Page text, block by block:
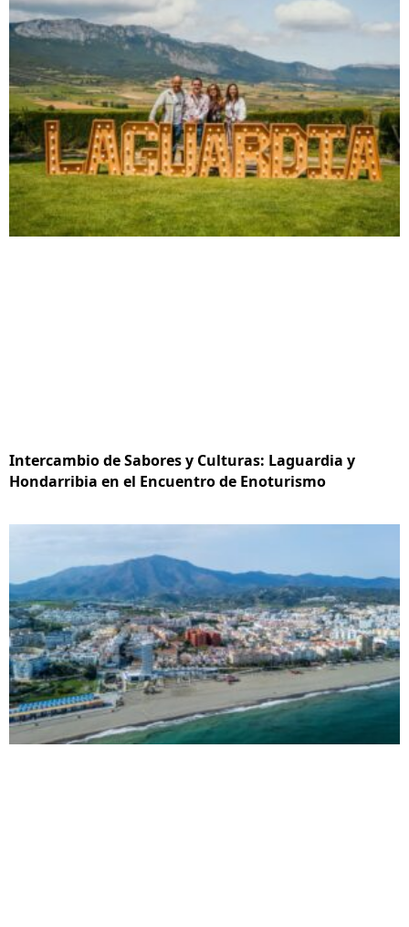
Intercambio de Sabores y Culturas: Laguardia y
Hondarribia en el Encuentro de Enoturismo